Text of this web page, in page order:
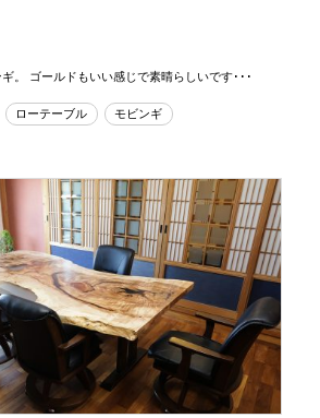
。 ゴールドもいい感じで素晴らしいです･･･
ローテーブル モビンギ